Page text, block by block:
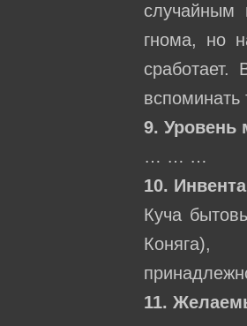
случайным
гнома, но
9. Уровень
… … …
10.
Куча
Коняга),
11.